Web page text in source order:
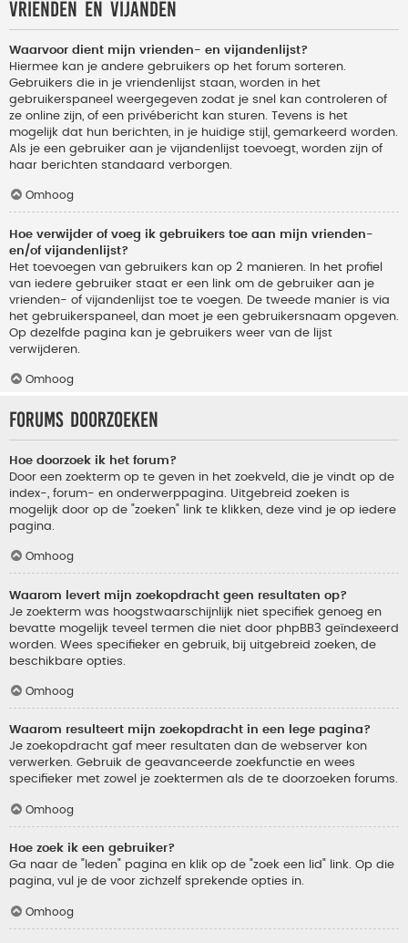
Vrienden en vijanden
Waarvoor dient mijn vrienden- en vijandenlijst?
Hiermee kan je andere gebruikers op het forum sorteren.
Gebruikers die in je vriendenlijst staan, worden in het
gebruikerspaneel weergegeven zodat je snel kan controleren of
ze online zijn, of een privébericht kan sturen. Tevens is het
mogelijk dat hun berichten, in je huidige stijl, gemarkeerd worden.
Als je een gebruiker aan je vijandenlijst toevoegt, worden zijn of
haar berichten standaard verborgen.
Omhoog
Hoe verwijder of voeg ik gebruikers toe aan mijn vrienden-
en/of vijandenlijst?
Het toevoegen van gebruikers kan op 2 manieren. In het profiel
van iedere gebruiker staat er een link om de gebruiker aan je
vrienden- of vijandenlijst toe te voegen. De tweede manier is via
het gebruikerspaneel, dan moet je een gebruikersnaam opgeven.
Op dezelfde pagina kan je gebruikers weer van de lijst
verwijderen.
Omhoog
Forums doorzoeken
Hoe doorzoek ik het forum?
Door een zoekterm op te geven in het zoekveld, die je vindt op de
index-, forum- en onderwerppagina. Uitgebreid zoeken is
mogelijk door op de "zoeken" link te klikken, deze vind je op iedere
pagina.
Omhoog
Waarom levert mijn zoekopdracht geen resultaten op?
Je zoekterm was hoogstwaarschijnlijk niet specifiek genoeg en
bevatte mogelijk teveel termen die niet door phpBB3 geïndexeerd
worden. Wees specifieker en gebruik, bij uitgebreid zoeken, de
beschikbare opties.
Omhoog
Waarom resulteert mijn zoekopdracht in een lege pagina?
Je zoekopdracht gaf meer resultaten dan de webserver kon
verwerken. Gebruik de geavanceerde zoekfunctie en wees
specifieker met zowel je zoektermen als de te doorzoeken forums.
Omhoog
Hoe zoek ik een gebruiker?
Ga naar de "leden" pagina en klik op de "zoek een lid" link. Op die
pagina, vul je de voor zichzelf sprekende opties in.
Omhoog